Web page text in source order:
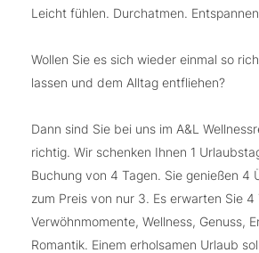
Leicht fühlen. Durchatmen.
Wollen Sie es sich wieder einmal so
lassen und dem Alltag entfliehen?
Dann sind Sie bei uns im A&L
richtig. Wir schenken Ihnen 1
Buchung von 4 Tagen. Sie genießen 4
zum Preis von nur 3. Es erwarten Sie 4
Verwöhnmomente, Wellness, Genuss,
Romantik. Einem erholsamen Urlaub